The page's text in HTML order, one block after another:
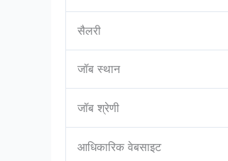
सैलरी
जॉब स्थान
जॉब श्रेणी
आधिकारिक वेबसाइट